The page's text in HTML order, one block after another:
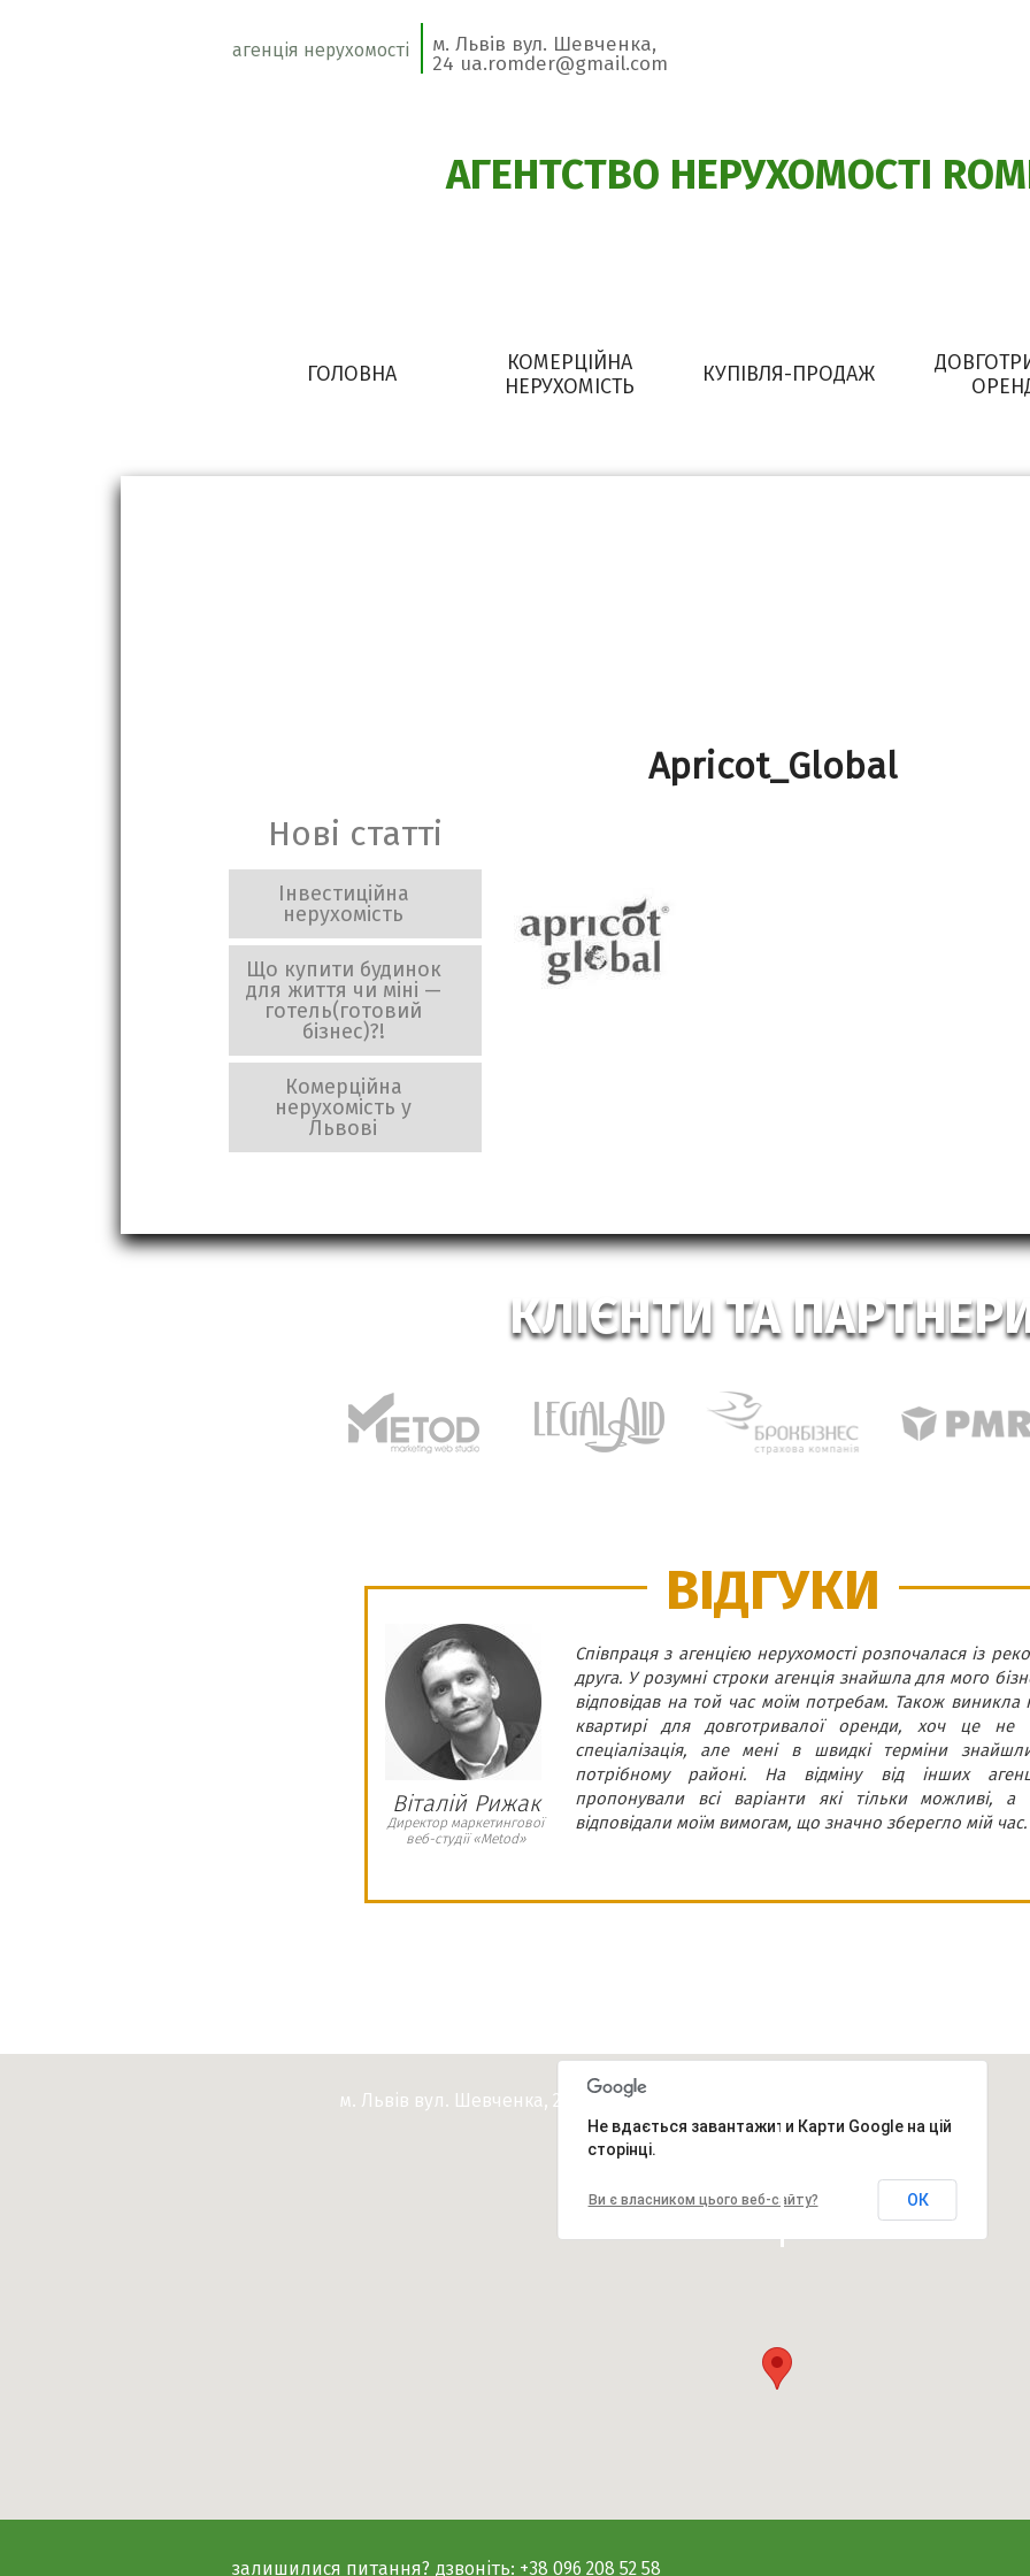
агенція нерухомості м. Львів вул. Шевченка,
24 ua.romder@gmail.com
АГЕНТСТВО НЕРУХОМОСТІ
ГОЛОВНА
КОМЕРЦІЙНА
НЕРУХОМІСТЬ
КУПІВЛЯ-ПРОДАЖ
Apricot_Global
Нові статті
Інвестиційна
нерухомість
Що купити будинок
для життя чи міні —
готель(готовий
бізнес)?!
Комерційна
нерухомість у
Львові
КЛІЄНТИ ТА
ВІДГУКИ
Віталій Рижак
Директор маркетингової
веб-студії «Metod»
Співпраця з агенцією нерухомості розпочалася із
друга. У розумні строки агенція знайшла для мого
відповідав на той час моїм потребам. Також виникла
квартирі для довготривалої оренди, хоч це не
спеціалізація, але мені в швидкі терміни
потрібному районі. На відміну від інших
пропонували всі варіанти які тільки можливі, а
відповідали моїм вимогам, що значно зберегло мій час.
м. Львів вул. Шевченка, 24 ua.romder@gmail.com
Не вдається завантажити Карти Google на цій
сторінці.
Ви є власником цього веб-сайту? ОК
залишилися питання? дзвоніть: +38 096 208 52 58